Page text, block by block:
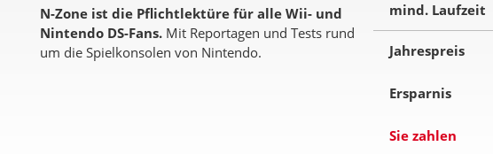
N-Zone ist die Pflichtlektüre für alle Wii- und
Nintendo DS-Fans. Mit Reportagen und Tests rund
um die Spielkonsolen von Nintendo.
mind. Laufzeit
Jahrespreis
Ersparnis
Sie zahlen